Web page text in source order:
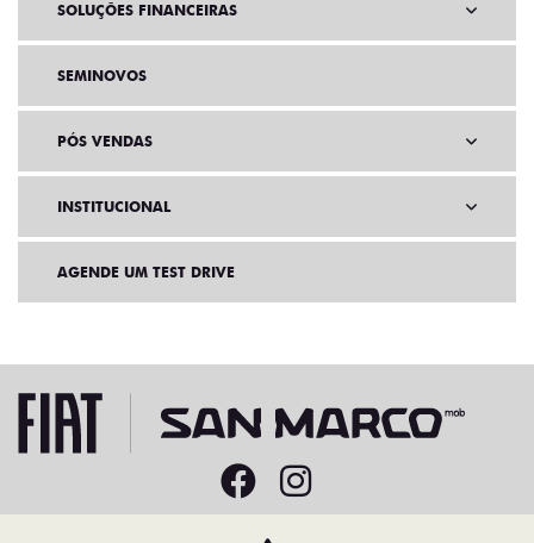
SOLUÇÕES FINANCEIRAS
SEMINOVOS
PÓS VENDAS
INSTITUCIONAL
AGENDE UM TEST DRIVE